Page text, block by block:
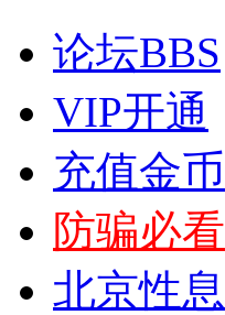
论坛BBS
VIP开通
充值金币
防骗必看
北京性息